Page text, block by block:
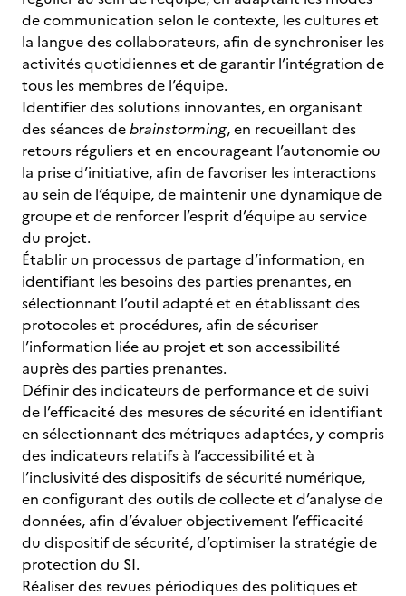
de communication selon le contexte, les cultures et
la langue des collaborateurs, afin de synchroniser les
activités quotidiennes et de garantir l’intégration de
tous les membres de l’équipe.
Identifier des solutions innovantes, en organisant
des séances debrainstorming, en recueillant des
retours réguliers et en encourageant l’autonomie ou
la prise d’initiative, afin de favoriser les interactions
au sein de l’équipe, de maintenir une dynamique de
groupe et de renforcer l’esprit d’équipe au service
du projet.
Établir un processus de partage d’information, en
identifiant les besoins des parties prenantes, en
sélectionnant l’outil adapté et en établissant des
protocoles et procédures, afin de sécuriser
l’information liée au projet et son accessibilité
auprès des parties prenantes.
Définir des indicateurs de performance et de suivi
de l’efficacité des mesures de sécurité en identifiant
en sélectionnant des métriques adaptées, y compris
des indicateurs relatifs à l’accessibilité et à
l’inclusivité des dispositifs de sécurité numérique,
en configurant des outils de collecte et d’analyse de
données, afin d’évaluer objectivement l’efficacité
du dispositif de sécurité, d’optimiser la stratégie de
protection du SI.
Réaliser des revues périodiques des politiques et